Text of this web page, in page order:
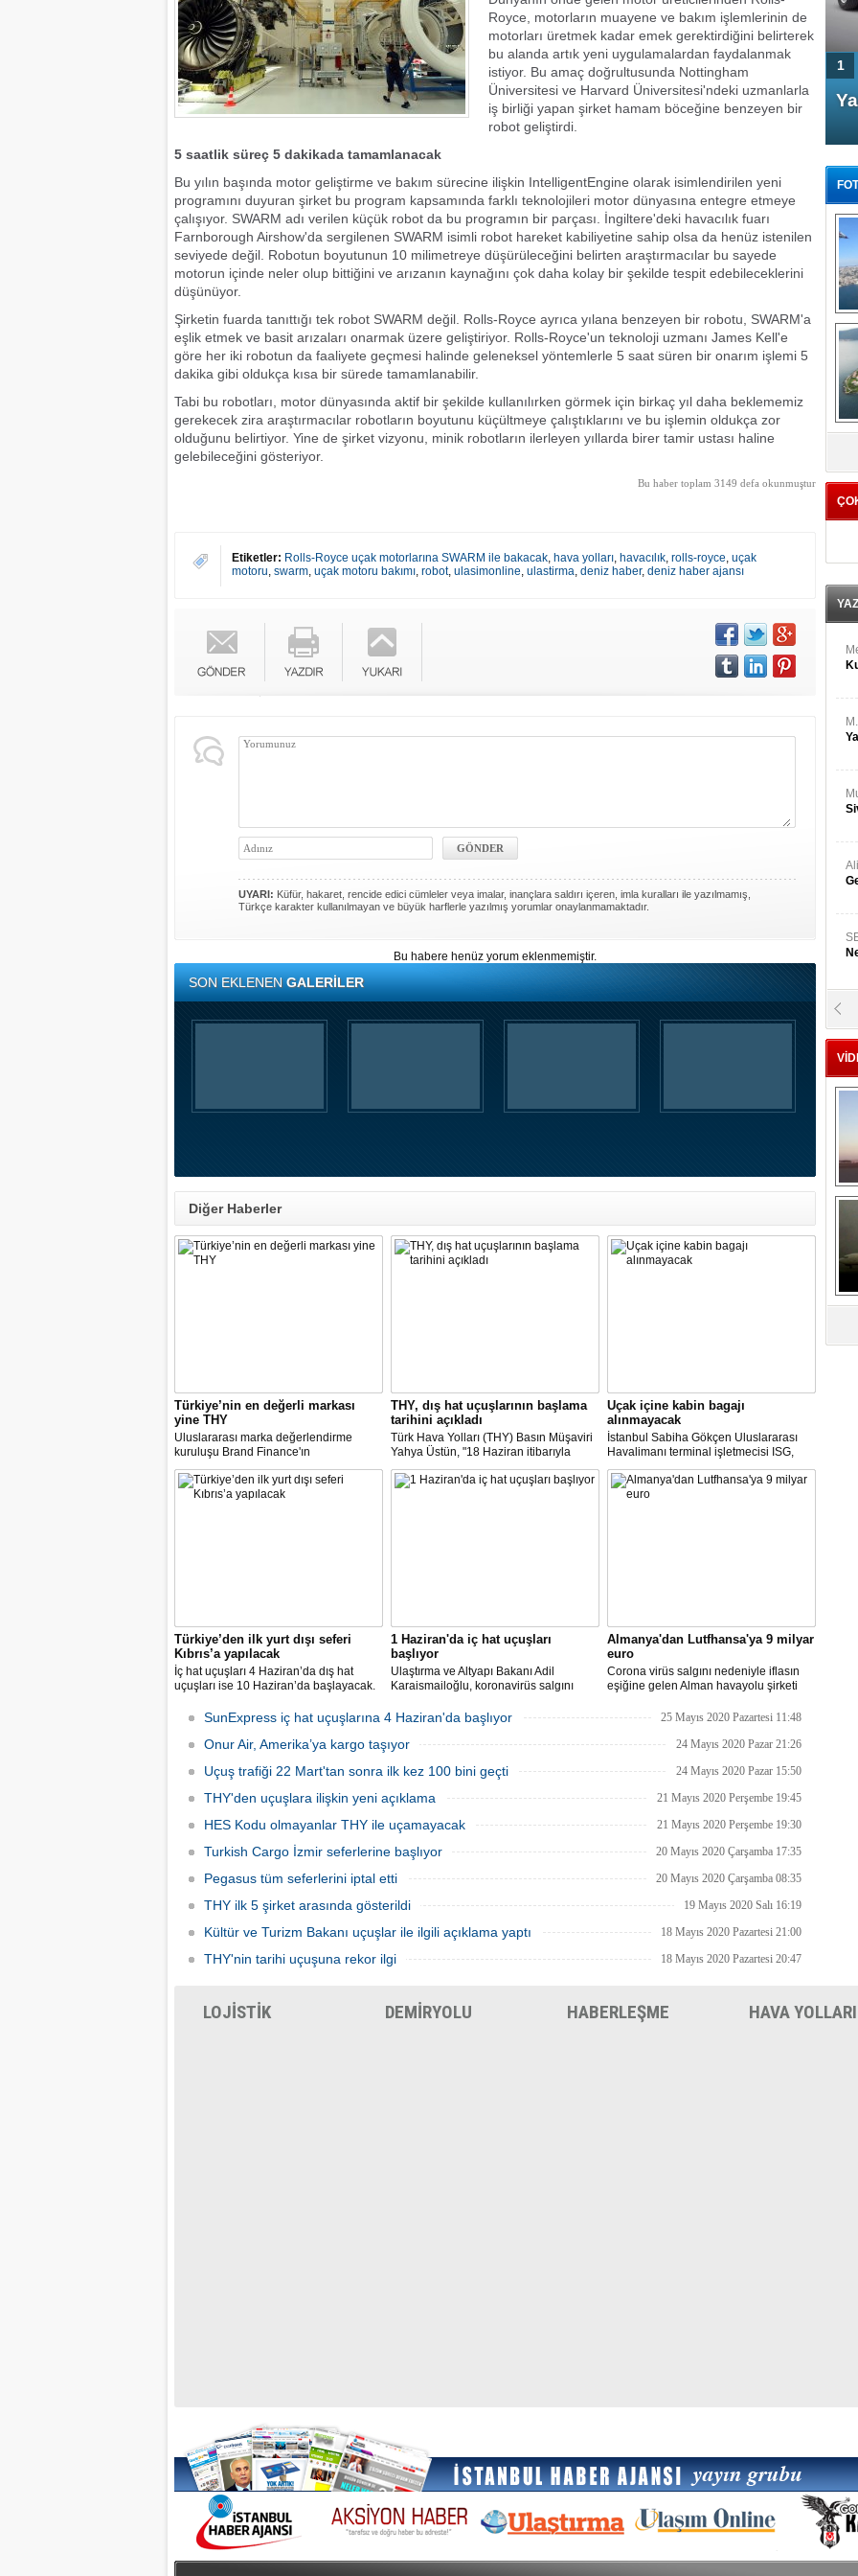
Royce, motorların muayene ve bakım işlemlerinin de
motorları üretmek kadar emek gerektirdiğini belirterek
bu alanda artık yeni uygulamalardan faydalanmak
istiyor. Bu amaç doğrultusunda Nottingham
Üniversitesi ve Harvard Üniversitesi'ndeki uzmanlarla
iş birliği yapan şirket hamam böceğine benzeyen bir
robot geliştirdi.
5 saatlik süreç 5 dakikada tamamlanacak
Bu yılın başında motor geliştirme ve bakım sürecine ilişkin IntelligentEngine olarak isimlendirilen yeni
programını duyuran şirket bu program kapsamında farklı teknolojileri motor dünyasına entegre etmeye
çalışıyor. SWARM adı verilen küçük robot da bu programın bir parçası. İngiltere'deki havacılık fuarı
Farnborough Airshow'da sergilenen SWARM isimli robot hareket kabiliyetine sahip olsa da henüz istenilen
seviyede değil. Robotun boyutunun 10 milimetreye düşürüleceğini belirten araştırmacılar bu sayede
motorun içinde neler olup bittiğini ve arızanın kaynağını çok daha kolay bir şekilde tespit edebileceklerini
düşünüyor.
Şirketin fuarda tanıttığı tek robot SWARM değil. Rolls-Royce ayrıca yılana benzeyen bir robotu, SWARM'a
eşlik etmek ve basit arızaları onarmak üzere geliştiriyor. Rolls-Royce'un teknoloji uzmanı James Kell'e
göre her iki robotun da faaliyete geçmesi halinde geleneksel yöntemlerle 5 saat süren bir onarım işlemi 5
dakika gibi oldukça kısa bir sürede tamamlanabilir.
Tabi bu robotları, motor dünyasında aktif bir şekilde kullanılırken görmek için birkaç yıl daha beklememiz
gerekecek zira araştırmacılar robotların boyutunu küçültmeye çalıştıklarını ve bu işlemin oldukça zor
olduğunu belirtiyor. Yine de şirket vizyonu, minik robotların ilerleyen yıllarda birer tamir ustası haline
gelebileceğini gösteriyor.
Bu haber toplam 3149 defa okunmuştur
Etiketler: Rolls-Royce uçak motorlarına SWARM ile bakacak, hava yolları, havacılık, rolls-royce, uçak
motoru, swarm, uçak motoru bakımı, robot, ulasimonline, ulastirma, deniz haber, deniz haber ajansı
UYARI: Küfür, hakaret, rencide edici cümleler veya imalar, inançlara saldırı içeren, imla kuralları ile yazılmamış,
Türkçe karakter kullanılmayan ve büyük harflerle yazılmış yorumlar onaylanmamaktadır.
Bu habere henüz yorum eklenmemiştir.
SON EKLENENGALERİLER
Diğer Haberler
Türkiye’nin en değerli markası
yine THY
Uluslararası marka değerlendirme
kuruluşu Brand Finance'ın
araştırmasına göre Türk Hava Yolları, 2
milyar dolara yaklaşan marka değeriyle
bu yıl da "Türkiye'nin en değerli
THY, dış hat uçuşlarının başlama
tarihini açıkladı
Türk Hava Yolları (THY) Basın Müşaviri
Yahya Üstün, "18 Haziran itibarıyla
Avrupa’daki 16 şehirden Anadolu’daki
14 noktaya direkt uçmaya başlayacağız"
Uçak içine kabin bagajı
alınmayacak
İstanbul Sabiha Gökçen Uluslararası
Havalimanı terminal işletmecisi ISG,
yarın başlayacak iç hat uçuşlarında
uçak içerisine kabin bagajı kabul
edilmeyeceğini duyurdu.
Türkiye’den ilk yurt dışı seferi
Kıbrıs’a yapılacak
İç hat uçuşları 4 Haziran’da dış hat
uçuşları ise 10 Haziran’da başlayacak.
olacak.
1 Haziran'da iç hat uçuşları
başlıyor
Ulaştırma ve Altyapı Bakanı Adil
Karaismailoğlu, koronavirüs salgını
seferlerinin, 1 Haziran itibarıyla iç
hatlarda yeniden başlayacağını bildirdi.
Almanya'dan Lutfhansa'ya 9 milyar
euro
Corona virüs salgını nedeniyle iflasın
eşiğine gelen Alman havayolu şirketi
anlaşma sağlandı.
SunExpress iç hat uçuşlarına 4 Haziran'da başlıyor 25 Mayıs 2020 Pazartesi 11:48
Onur Air, Amerika’ya kargo taşıyor 24 Mayıs 2020 Pazar 21:26
Uçuş trafiği 22 Mart'tan sonra ilk kez 100 bini geçti 24 Mayıs 2020 Pazar 15:50
THY'den uçuşlara ilişkin yeni açıklama 21 Mayıs 2020 Perşembe 19:45
HES Kodu olmayanlar THY ile uçamayacak 21 Mayıs 2020 Perşembe 19:30
Turkish Cargo İzmir seferlerine başlıyor 20 Mayıs 2020 Çarşamba 17:35
Pegasus tüm seferlerini iptal etti 20 Mayıs 2020 Çarşamba 08:35
THY ilk 5 şirket arasında gösterildi 19 Mayıs 2020 Salı 16:19
Kültür ve Turizm Bakanı uçuşlar ile ilgili açıklama yaptı 18 Mayıs 2020 Pazartesi 21:00
THY'nin tarihi uçuşuna rekor ilgi 18 Mayıs 2020 Pazartesi 20:47
4 Kapılı AMG GT Coupe
Türkiye'de satışa çıktı
1
LOJİSTİK DEMİRYOLU HABERLEŞME HAVA YOLLARI